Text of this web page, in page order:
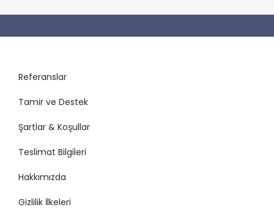
Referanslar
Tamir ve Destek
Şartlar & Koşullar
Teslimat Bilgileri
Hakkımızda
Gizlilik İlkeleri